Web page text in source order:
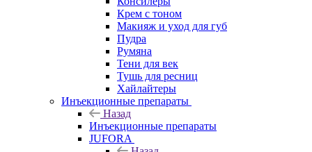
Крем с тоном
Макияж и уход для губ
Пудра
Румяна
Тени для век
Тушь для ресниц
Хайлайтеры
Инъекционные препараты
Назад
Инъекционные препараты
JUFORA